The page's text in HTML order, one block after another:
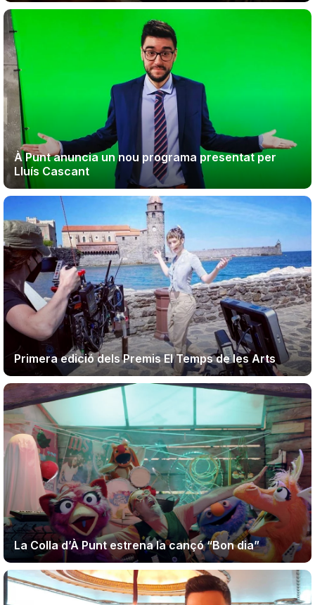
À Punt anuncia un nou programa presentat per
Lluís Cascant
Primera edició dels Premis El Temps de les Arts
La Colla d’À Punt estrena la cançó “Bon dia”